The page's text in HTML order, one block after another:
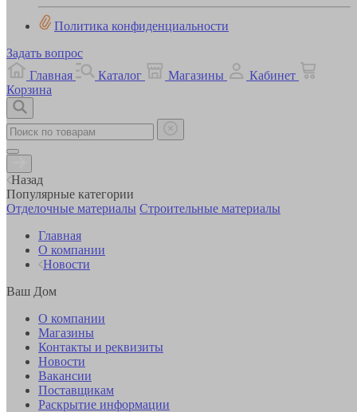
Политика конфиденциальности
Задать вопрос
Главная
Каталог Магазины
Кабинет
Корзина
Назад
Популярные категории
Отделочные материалы Строительные материалы
Главная
О компании
Новости
Ваш Дом
О компании
Магазины
Контакты и реквизиты
Новости
Вакансии
Поставщикам
Раскрытие информации